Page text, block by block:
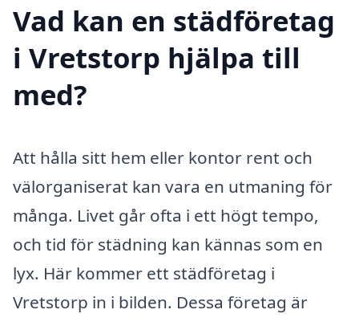
Vad kan en städföretag
i Vretstorp hjälpa till
med?
Att hålla sitt hem eller kontor rent och
välorganiserat kan vara en utmaning för
många. Livet går ofta i ett högt tempo,
och tid för städning kan kännas som en
lyx. Här kommer ett städföretag i
Vretstorp in i bilden. Dessa företag är